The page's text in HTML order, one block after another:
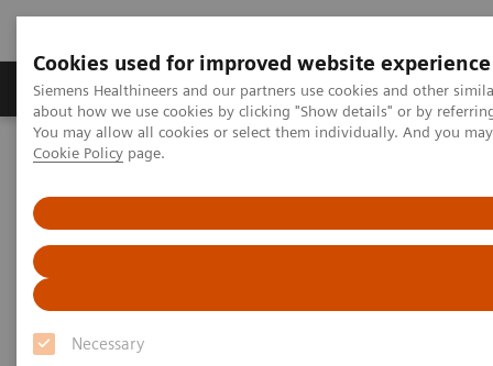
Cookies used for improved website experience
Siemens Healthineers and our partners use cookies and other
about how we use cookies by clicking "Show details" or by
You may allow all cookies or select them individually. And you
Cookie Policy page.
Necessary
Zobrazovací technika Laboratorní diagnostika
Home Services IT Standards
IHE - Surgery